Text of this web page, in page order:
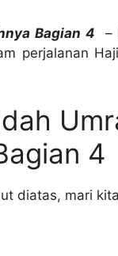
Bagian 4 –
perjalanan
4
diatas, mari